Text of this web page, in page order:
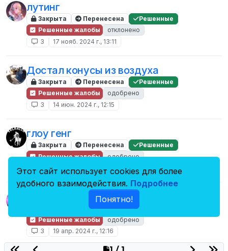
лутинг
Закрыта Перенесена
Решенные
Решенные жалобы
отклонено
3
17 нояб. 2024 г., 13:11
Достал конусы из воздуха
Закрыта Перенесена
Решенные
Решенные жалобы
одобрено
3
14 июн. 2024 г., 12:15
глоу генг
Закрыта Перенесена
Решенные
Решенные жалобы
одобрено
Перенесена
Решенные
Решенные жалобы
одобрено
3
19 апр. 2024 г., 12:16
Этот сайт использует cookies для более
удобного взаимодействия. Подробнее
Понятно!